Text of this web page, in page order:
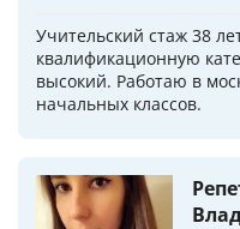
Учительский стаж 38
квалификационную
высокий. Работаю в
начальных классов.